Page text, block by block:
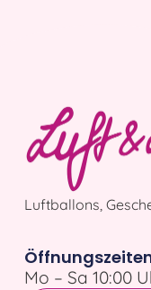
Luftballons,
Mo – Sa 10:00